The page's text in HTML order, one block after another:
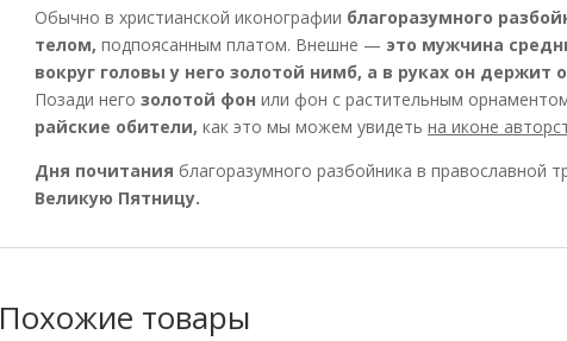
Обычно в христианской иконографии благоразумного
телом, подпоясанным платом. Внешне — это мужчина
вокруг головы у него золотой нимб, а в руках он
Позади него золотой фон или фон с растительным
райские обители, как это мы можем увидеть на иконе
Дня почитания благоразумного разбойника в православной
Великую Пятницу.
Похожие товары